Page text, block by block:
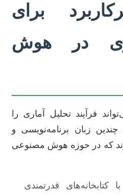
برای
در هوش
فرآیند تحلیل آماری را
زبان برنامه‌نویسی و
که در حوزه هوش مصنوعی
با کتابخانه‌های قدرتمندی